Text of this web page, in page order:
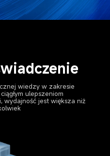
wiedzy w zakresie
ulepszeniom
wydajność jest większa niż